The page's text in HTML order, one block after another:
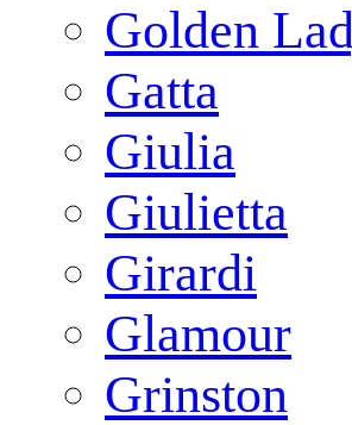
Golden
Gatta
Giulia
Giulietta
Girardi
Glamour
Grinston